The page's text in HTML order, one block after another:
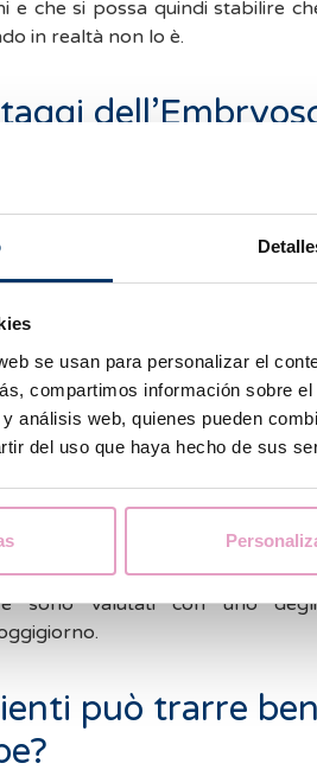
se usan para personalizar el
compartimos información sobre
análisis web, quienes pueden
del uso que haya hecho de sus
e che si possa quindi stabilire
in realtà non lo è.
le immagini degli embrioni
a questa tecnologia
tirar fuori gli embrioni
di coltura. Per questa
di temperatura né di umidità
di maggior qualità.
una gran quantità di
dato che si può vedere tutto
in un unico momento
degli embrioni che si
percentuali di gravidanza
l’aspetto emotivo visto che è
perché sanno che i loro
e sono valutati con uno
può trarre